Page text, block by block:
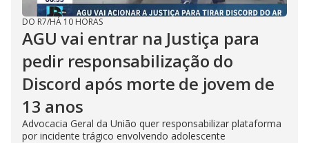
DO R7/HÁ 10 HORAS
AGU vai entrar na Justiça para
pedir responsabilização do
Discord após morte de jovem de
13 anos
Advocacia Geral da União quer responsabilizar plataforma
por incidente trágico envolvendo adolescente